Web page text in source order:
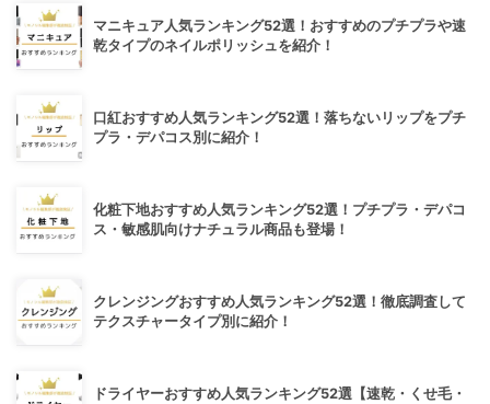
マニキュア人気ランキング52選！おすすめのプチプラや速
乾タイプのネイルポリッシュを紹介！
口紅おすすめ人気ランキング52選！落ちないリップをプチ
プラ・デパコス別に紹介！
化粧下地おすすめ人気ランキング52選！プチプラ・デパコ
ス・敏感肌向けナチュラル商品も登場！
クレンジングおすすめ人気ランキング52選！徹底調査して
テクスチャータイプ別に紹介！
ドライヤーおすすめ人気ランキング52選【速乾・くせ毛・